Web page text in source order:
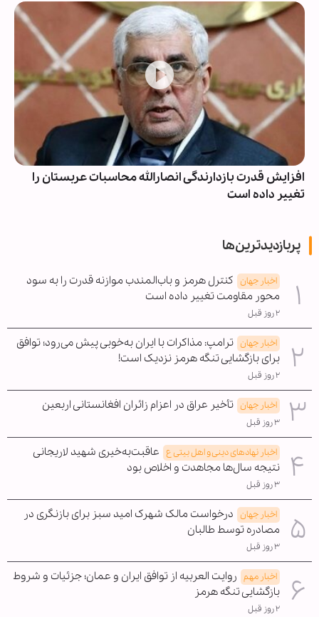
افزایش قدرت بازدارندگی انصارالله محاسبات عربستان را
تغییر داده است
پربازدیدترین‌ها
اخبار جهان کنترل هرمز و باب‌المندب موازنه قدرت را به سود
محور مقاومت تغییر داده است
۲ روز قبل
اخبار جهان ترامپ: مذاکرات با ایران به‌خوبی پیش می‌رود؛ توافق
برای بازگشایی تنگه هرمز نزدیک است!
۲ روز قبل
اخبار جهان تأخیر عراق در اعزام زائران افغانستانی اربعین
۳ روز قبل
اخبار نهادهای دینی و اهل بیتی ع عاقبت‌به‌خیری شهید لاریجانی
نتیجه سال‌ها مجاهدت و اخلاص بود
۳ روز قبل
اخبار جهان درخواست مالک شهرک امید سبز برای بازنگری در
مصادره توسط طالبان
۳ روز قبل
اخبار مهم روایت العربیه از توافق ایران و عمان؛ جزئیات و شروط
بازگشایی تنگه هرمز
۲ روز قبل